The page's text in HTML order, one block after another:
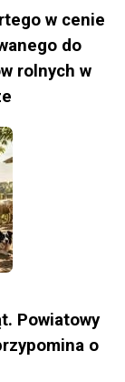
w cenie
do
rolnych w
Powiatowy
o